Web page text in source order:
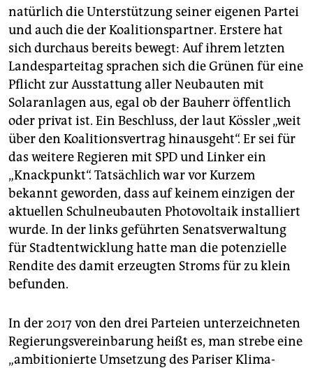
natürlich die Unterstützung seiner eigenen Partei
und auch die der Koalitionspartner. Erstere hat
sich durchaus bereits bewegt: Auf ihrem letzten
Landesparteitag sprachen sich die Grünen für eine
Pflicht zur Ausstattung aller Neubauten mit
Solaranlagen aus, egal ob der Bauherr öffentlich
oder privat ist. Ein Beschluss, der laut Kössler „weit
über den Koalitionsvertrag hinausgeht“. Er sei für
das weitere Regieren mit SPD und Linker ein
„Knackpunkt“. Tatsächlich war vor Kurzem
bekannt geworden, dass auf keinem einzigen der
aktuellen Schulneubauten Photovoltaik installiert
wurde. In der links geführten Senatsverwaltung
für Stadtentwicklung hatte man die potenzielle
Rendite des damit erzeugten Stroms für zu klein
befunden.
In der 2017 von den drei Parteien unterzeichneten
Regierungsvereinbarung heißt es, man strebe eine
„ambitionierte Umsetzung des Pariser Klima-